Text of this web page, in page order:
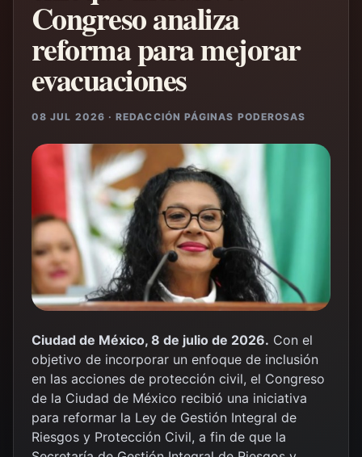
Congreso analiza
reforma para mejorar
evacuaciones
08 JUL 2026 · REDACCIÓN PÁGINAS PODEROSAS
Ciudad de México, 8 de julio de 2026. Con el
objetivo de incorporar un enfoque de inclusión
en las acciones de protección civil, el Congreso
de la Ciudad de México recibió una iniciativa
para reformar la Ley de Gestión Integral de
Riesgos y Protección Civil, a fin de que la